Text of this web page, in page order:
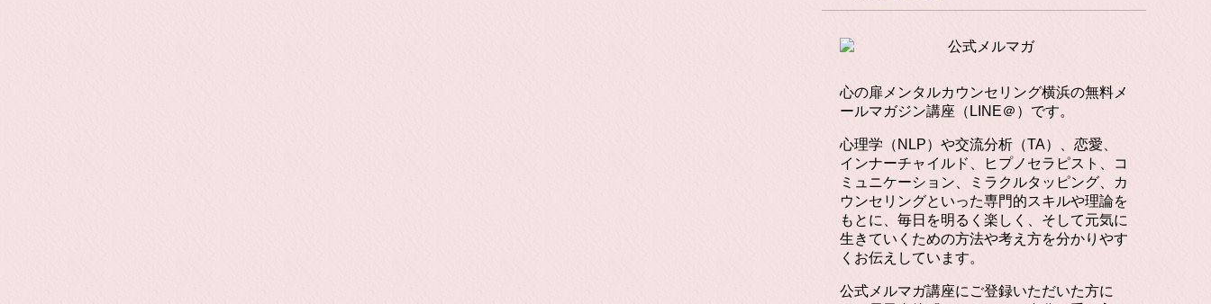
心の扉メンタルカウンセリング横浜の無料メ
ールマガジン講座（LINE＠）です。
心理学（NLP）や交流分析（TA）、恋愛、
インナーチャイルド、ヒプノセラピスト、コ
ミュニケーション、ミラクルタッピング、カ
ウンセリングといった専門的スキルや理論を
もとに、毎日を明るく楽しく、そして元気に
生きていくための方法や考え方を分かりやす
くお伝えしています。
公式メルマガ講座にご登録いただいた方に